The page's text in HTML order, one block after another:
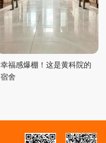
幸福感爆棚！这是黄科院的
宿舍